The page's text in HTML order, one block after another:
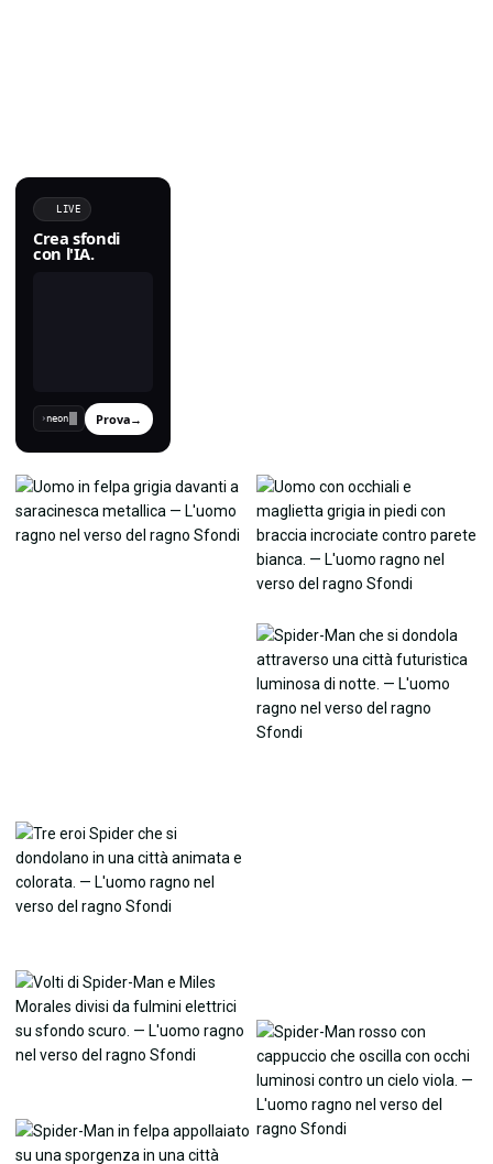
LIVE
Crea sfondi
con l'IA.
› Prova